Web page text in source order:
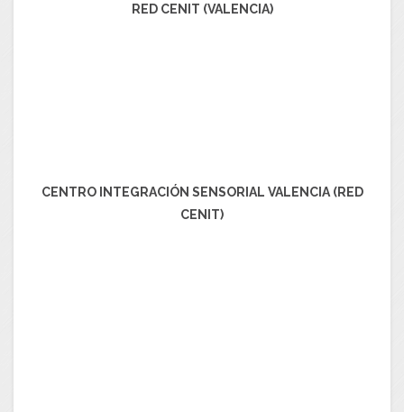
RED CENIT (VALENCIA)
CENTRO INTEGRACIÓN SENSORIAL VALENCIA (RED
CENIT)